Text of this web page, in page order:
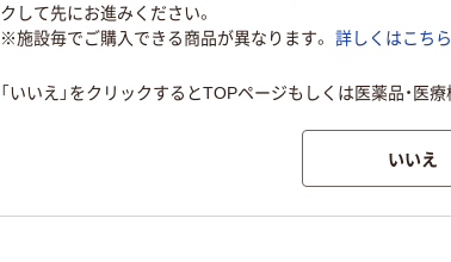
クして先にお進みください。
※施設毎でご購入できる商品が異なります。 詳しくはこちら
「いいえ」をクリックするとTOPページもしくは医薬品・医
いいえ